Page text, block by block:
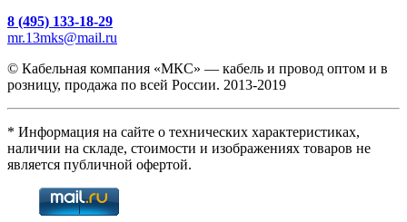
8 (495) 133-18-29
mr.13mks@mail.ru
© Кабельная компания «МКС» — кабель и провод оптом и в
розницу, продажа по всей России. 2013-2019
* Информация на сайте о технических характеристиках,
наличии на складе, стоимости и изображениях товаров не
является публичной офертой.